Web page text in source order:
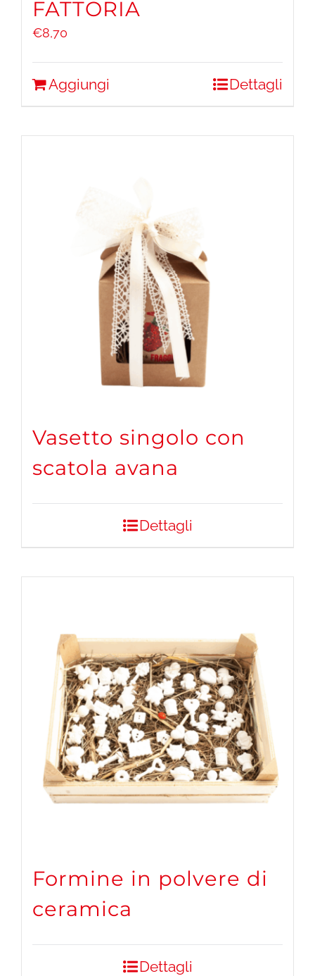
FATTORIA
€8,70
Aggiungi Dettagli
Vasetto singolo con
scatola avana
Dettagli
Formine in polvere di
ceramica
Dettagli